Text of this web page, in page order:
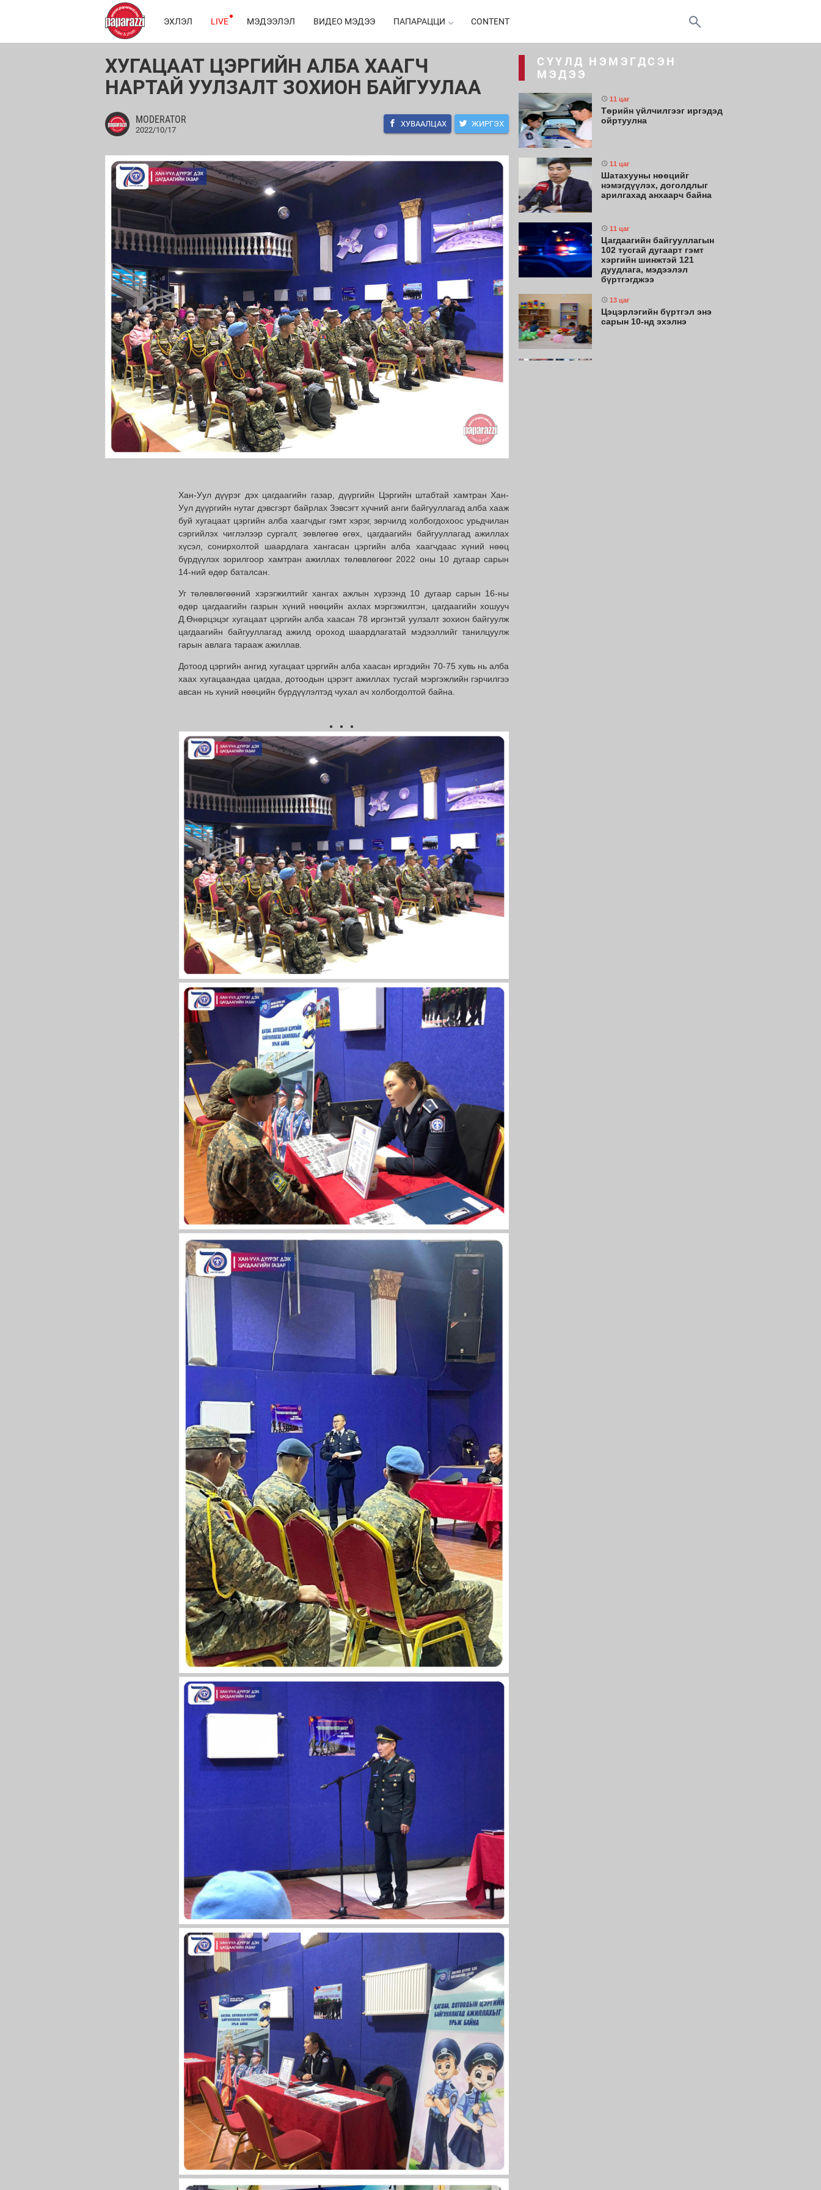
ЭХЛЭЛ LIVE МЭДЭЭЛЭЛ ВИДЕО МЭДЭЭ ПАПАРАЦЦИ CONTENT
ХУГАЦААТ ЦЭРГИЙН АЛБА ХААГЧ
НАРТАЙ УУЛЗАЛТ ЗОХИОН БАЙГУУЛАА
MODERATOR
2022/10/17
ХУВААЛЦАХ ЖИРГЭХ
Хан-Уул дүүрэг дэх цагдаагийн газар, дүүргийн Цэргийн штабтай хамтран Хан-
Уул дүүргийн нутаг дэвсгэрт байрлах Зэвсэгт хүчний анги байгууллагад алба хааж
буй хугацаат цэргийн алба хаагчдыг гэмт хэрэг, зөрчилд холбогдохоос урьдчилан
сэргийлэх чиглэлээр сургалт, зөвлөгөө өгөх, цагдаагийн байгууллагад ажиллах
хүсэл, сонирхолтой шаардлага хангасан цэргийн алба хаагчдаас хүний нөөц
бүрдүүлэх зорилгоор хамтран ажиллах төлөвлөгөөг 2022 оны 10 дугаар сарын
14-ний өдөр баталсан.
Уг төлөвлөгөөний хэрэгжилтийг хангах ажлын хүрээнд 10 дугаар сарын 16-ны
өдөр цагдаагийн газрын хүний нөөцийн ахлах мэргэжилтэн, цагдаагийн хошууч
Д.Өнөрцэцэг хугацаат цэргийн алба хаасан 78 иргэнтэй уулзалт зохион байгуулж
цагдаагийн байгууллагад ажилд ороход шаардлагатай мэдээллийг танилцуулж
гарын авлага тарааж ажиллав.
Дотоод цэргийн ангид хугацаат цэргийн алба хаасан иргэдийн 70-75 хувь нь алба
хаах хугацаандаа цагдаа, дотоодын цэрэгт ажиллах тусгай мэргэжлийн гэрчилгээ
авсан нь хүний нөөцийн бүрдүүлэлтэд чухал ач холбогдолтой байна.
СҮҮЛД НЭМЭГДСЭН
МЭДЭЭ
11 цаг
Төрийн үйлчилгээг иргэдэд
ойртуулна
11 цаг
Шатахууны нөөцийг
нэмэгдүүлэх, доголдлыг
арилгахад анхаарч байна
11 цаг
Цагдаагийн байгууллагын
102 тусгай дугаарт гэмт
хэргийн шинжтэй 121
дуудлага, мэдээлэл
бүртгэгджээ
13 цаг
Цэцэрлэгийн бүртгэл энэ
сарын 10-нд эхэлнэ